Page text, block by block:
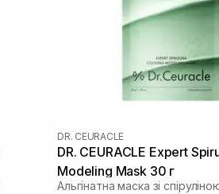
DR. CEURACLE
DR. CEURACLE Expert
Modeling Mask 30 г
Альгінатна маска зі